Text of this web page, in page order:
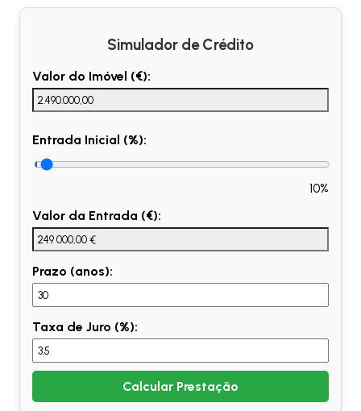
Simulador de Crédito
Valor do Imóvel (€):
Entrada Inicial (%):
10%
Valor da Entrada (€):
Prazo (anos):
Taxa de Juro (%):
Calcular Prestação